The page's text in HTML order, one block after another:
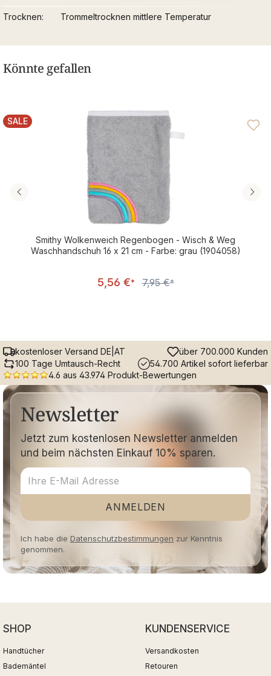
Trocknen
Trommeltrocknen mittlere Temperatur
Könnte gefallen
RABATT
SALE
Smithy Wolkenweich Regenbogen - Wisch & Weg
Waschhandschuh 16 x 21 cm - Farbe: grau (1904058)
5,56 €* Regulärer Preis:
7,95 €*
kostenloser Versand DE|AT
über 700.000 Kunden
100 Tage Umtausch-Recht
54.700 Artikel sofort lieferbar
4.6 aus 43.974 Produkt-Bewertungen
Newsletter
Jetzt zum kostenlosen Newsletter anmelden
und beim nächsten Einkauf 10% sparen.
ANMELDEN
Ich habe die Datenschutzbestimmungen zur Kenntnis
genommen.
SHOP
Handtücher
Bademäntel
KUNDENSERVICE
Versandkosten
Retouren